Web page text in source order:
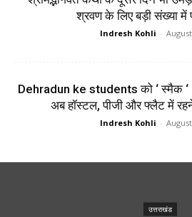
श्रवण के लिए बड़ी संख्या में
Indresh Kohli -
Dehradun ke students को ‘ स्मैक ‘
अब हॉस्टल, पीजी और फ्लैट में
Indresh Kohli -
उत्तराखंड